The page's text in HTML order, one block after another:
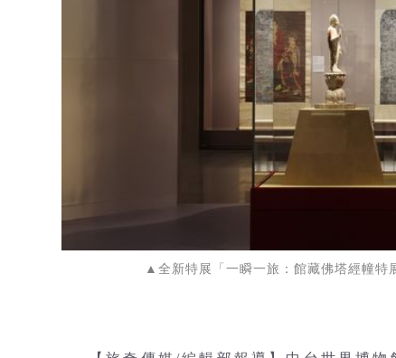
▲全新特展「一瞬一旅：館藏佛塔經幢